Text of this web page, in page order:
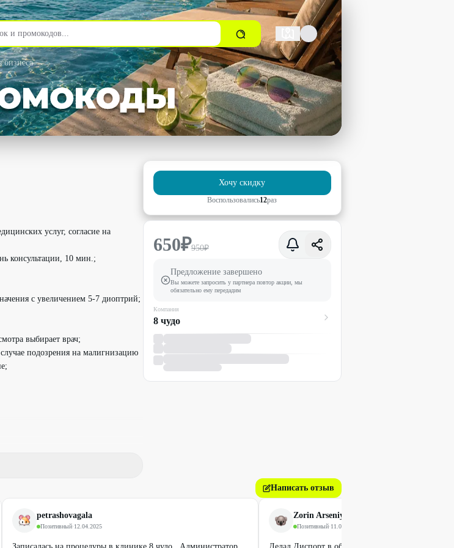
бизнеса
услуг, согласие на
консультации, 10 мин.;
с увеличением 5-7 диоптрий;
выбирает врач;
подозрения на малигнизацию
клиники.
Хочу скидку
Воспользовались12раз
650₽950₽
Предложение завершено
Вы можете запросить у партнера повтор акции, мы
обязательно ему передадим
Компания
8 чудо
Написать отзыв
petrashovagala
Позитивный·12.04.2025
Zorin Arseniy
Позитивный·11.04.2025